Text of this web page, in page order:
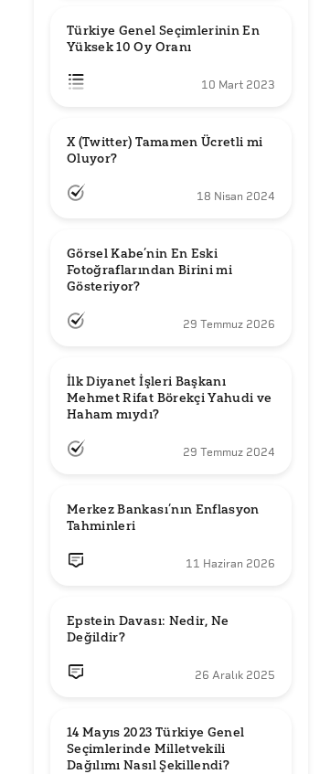
Türkiye Genel Seçimlerinin En
Yüksek 10 Oy Oranı
10 Mart 2023
X (Twitter) Tamamen Ücretli mi
Oluyor?
18 Nisan 2024
Görsel Kabe’nin En Eski
Fotoğraflarından Birini mi
Gösteriyor?
29 Temmuz 2026
İlk Diyanet İşleri Başkanı
Mehmet Rifat Börekçi Yahudi ve
Haham mıydı?
29 Temmuz 2024
Merkez Bankası’nın Enflasyon
Tahminleri
11 Haziran 2026
Epstein Davası: Nedir, Ne
Değildir?
26 Aralık 2025
14 Mayıs 2023 Türkiye Genel
Seçimlerinde Milletvekili
Dağılımı Nasıl Şekillendi?